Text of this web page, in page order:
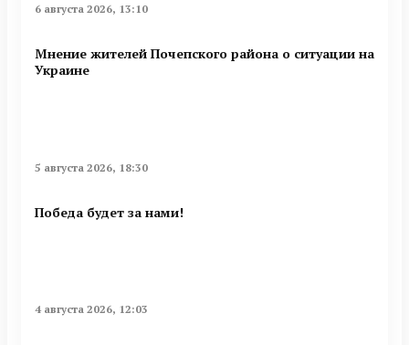
6 августа 2026, 13:10
Мнение жителей Почепского района о ситуации на
Украине
5 августа 2026, 18:30
Победа будет за нами!
4 августа 2026, 12:03